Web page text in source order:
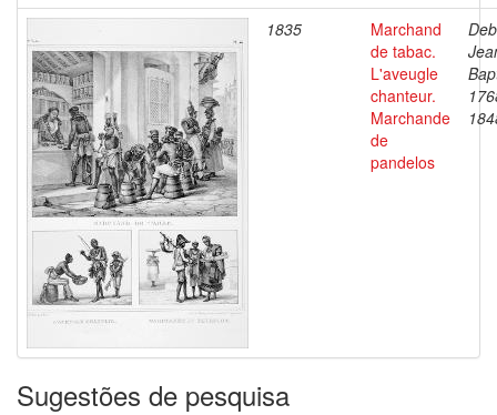
1835
Marchand
de tabac.
L'aveugle
chanteur.
Marchande
de
pandelos
Sugestões de pesquisa